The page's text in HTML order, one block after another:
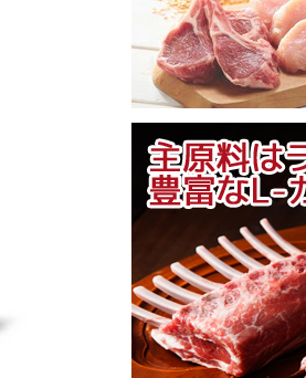
除菌
虫よ